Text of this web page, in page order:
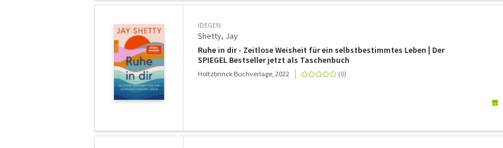
IDEGEN
Shetty, Jay
Ruhe in dir - Zeitlose Weisheit für ein selbstbestimmtes Leben | Der
SPIEGEL Bestseller jetzt als Taschenbuch
Holtzbrinck Buchverlage, 2022